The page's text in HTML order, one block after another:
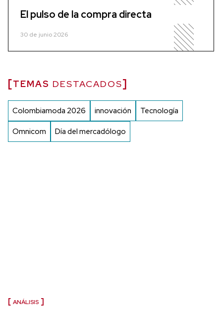
El pulso de la compra directa
30 de junio 2026
TEMAS DESTACADOS
Colombiamoda 2026 innovación Tecnología
Omnicom Día del mercadólogo
ANÁLISIS